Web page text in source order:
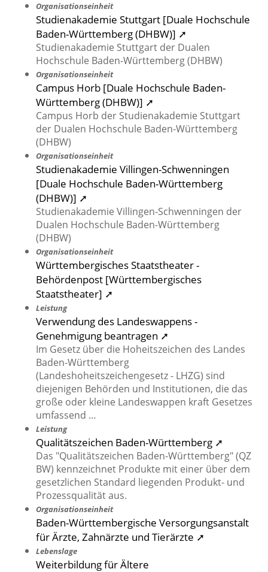
Organisationseinheit
Studienakademie Stuttgart [Duale Hochschule
Baden-Württemberg (DHBW)] ➚
Studienakademie Stuttgart der Dualen
Hochschule Baden-Württemberg (DHBW)
Organisationseinheit
Campus Horb [Duale Hochschule Baden-
Württemberg (DHBW)] ➚
Campus Horb der Studienakademie Stuttgart
der Dualen Hochschule Baden-Württemberg
(DHBW)
Organisationseinheit
Studienakademie Villingen-Schwenningen
[Duale Hochschule Baden-Württemberg
(DHBW)] ➚
Studienakademie Villingen-Schwenningen der
Dualen Hochschule Baden-Württemberg
(DHBW)
Organisationseinheit
Württembergisches Staatstheater -
Behördenpost [Württembergisches
Staatstheater] ➚
Leistung
Verwendung des Landeswappens -
Genehmigung beantragen ➚
Im Gesetz über die Hoheitszeichen des Landes
Baden-Württemberg
(Landeshoheitszeichengesetz - LHZG) sind
diejenigen Behörden und Institutionen, die das
große oder kleine Landeswappen kraft Gesetzes
umfassend …
Leistung
Qualitätszeichen Baden-Württemberg ➚
Das "Qualitätszeichen Baden-Württemberg" (QZ
BW) kennzeichnet Produkte mit einer über dem
gesetzlichen Standard liegenden Produkt- und
Prozessqualität aus.
Organisationseinheit
Baden-Württembergische Versorgungsanstalt
für Ärzte, Zahnärzte und Tierärzte ➚
Lebenslage
Weiterbildung für Ältere